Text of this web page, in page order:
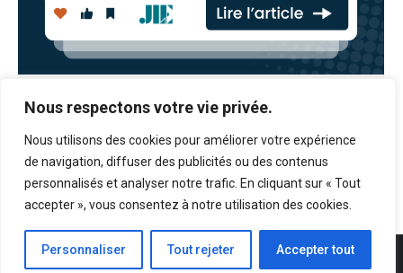
Nous respectons votre vie privée.
Nous utilisons des cookies pour améliorer votre expérience
de navigation, diffuser des publicités ou des contenus
personnalisés et analyser notre trafic. En cliquant sur « Tout
accepter », vous consentez à notre utilisation des cookies.
Personnaliser Tout rejeter Accepter tout
Néphrologie & Thérapeutique
ACTUALITES Paradmin mars 23, 2026
©2025 ANFIPA / OVERCOME. Copyright ©ANFIPA. Tout droit réservé.